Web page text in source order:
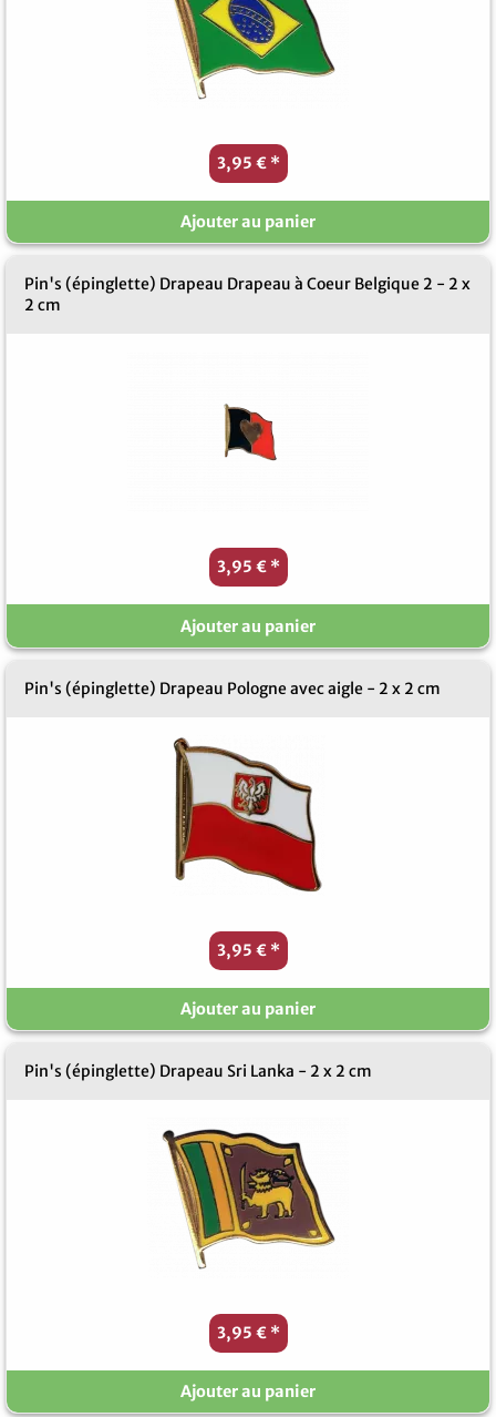
3,95 € *
Ajouter au panier
Pin's (épinglette) Drapeau Drapeau à Coeur Belgique 2 - 2 x
2 cm
3,95 € *
Ajouter au panier
Pin's (épinglette) Drapeau Pologne avec aigle - 2 x 2 cm
3,95 € *
Ajouter au panier
Pin's (épinglette) Drapeau Sri Lanka - 2 x 2 cm
3,95 € *
Ajouter au panier